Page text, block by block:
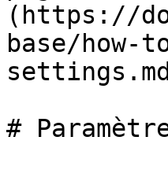
(https://
base/
#